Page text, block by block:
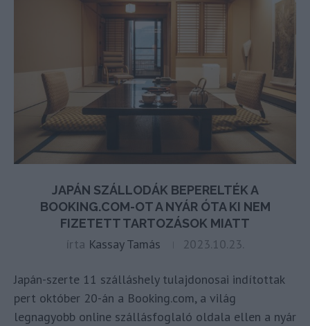
JAPÁN SZÁLLODÁK BEPERELTÉK A
BOOKING.COM-OT A NYÁR ÓTA KI NEM
FIZETETT TARTOZÁSOK MIATT
írta Kassay Tamás 2023.10.23.
Japán-szerte 11 szálláshely tulajdonosai indítottak
pert október 20-án a Booking.com, a világ
legnagyobb online szállásfoglaló oldala ellen a nyár